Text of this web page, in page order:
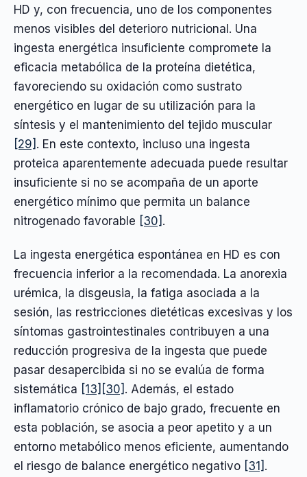
HD y, con frecuencia, uno de los componentes
menos visibles del deterioro nutricional. Una
ingesta energética insuficiente compromete la
eficacia metabólica de la proteína dietética,
favoreciendo su oxidación como sustrato
energético en lugar de su utilización para la
síntesis y el mantenimiento del tejido muscular
[29] . En este contexto, incluso una ingesta
proteica aparentemente adecuada puede resultar
insuficiente si no se acompaña de un aporte
energético mínimo que permita un balance
nitrogenado favorable [30] .
La ingesta energética espontánea en HD es con
frecuencia inferior a la recomendada. La anorexia
urémica, la disgeusia, la fatiga asociada a la
sesión, las restricciones dietéticas excesivas y los
síntomas gastrointestinales contribuyen a una
reducción progresiva de la ingesta que puede
pasar desapercibida si no se evalúa de forma
sistemática [13] [30] . Además, el estado
inflamatorio crónico de bajo grado, frecuente en
esta población, se asocia a peor apetito y a un
entorno metabólico menos eficiente, aumentando
el riesgo de balance energético negativo [31] .